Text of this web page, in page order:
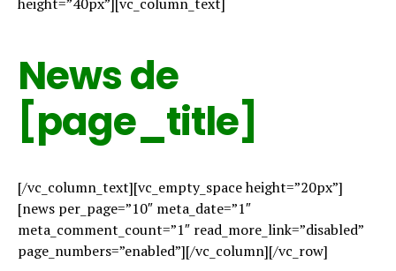
News de
[page_title]
[/vc_column_text][vc_empty_space height=”20px”]
[news per_page=”10″ meta_date=”1″
meta_comment_count=”1″ read_more_link=”disabled”
page_numbers=”enabled”][/vc_column][/vc_row]